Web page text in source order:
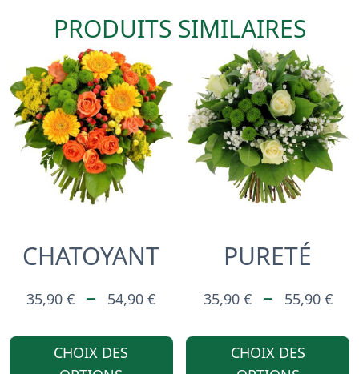
PRODUITS SIMILAIRES
CHATOYANT
35,90€ – 54,90€PLAGE
CHOIX DES
CE
PRODUIT
PURETÉ
35,90 € – 55,90 €
CHOIX DES